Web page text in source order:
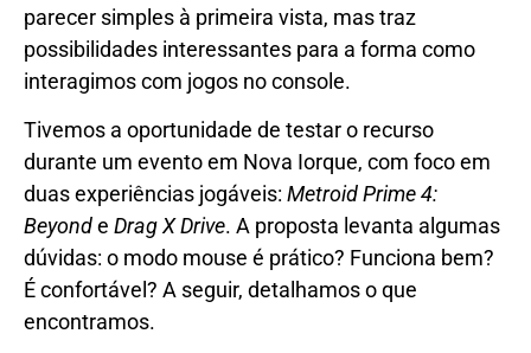
parecer simples à primeira vista, mas traz
possibilidades interessantes para a forma como
interagimos com jogos no console.
Tivemos a oportunidade de testar o recurso
durante um evento em Nova Iorque, com foco em
duas experiências jogáveis: Metroid Prime 4:
Beyonde Drag X Drive. A proposta levanta algumas
dúvidas: o modo mouse é prático? Funciona bem?
É confortável? A seguir, detalhamos o que
encontramos.